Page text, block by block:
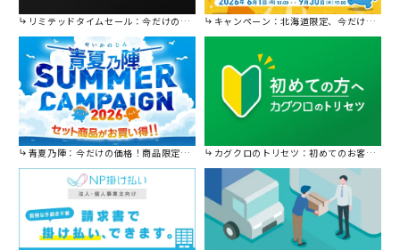
リミテッドタイムセール：今だけの限定セール。 キャンペーン：北海道限定、今だけ送料無料！
青夏乃陣：今だけの価格！商品限定セール開催中です。 カグクロのトリセツ：初めてのお客様はこちら。